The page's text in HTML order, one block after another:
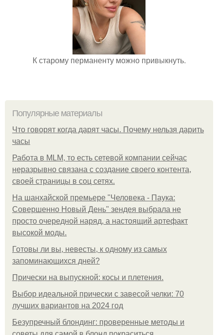
К старому перманенту можно привыкнуть.
Популярные материалы
Что говорят когда дарят часы. Почему нельзя дарить
часы
Работа в MLM, то есть сетевой компании сейчас
неразрывно связана с создание своего контента,
своей страницы в соц сетях.
На шанхайской премьере "Человека - Паука:
Совершенно Новый День" зендея выбрала не
просто очередной наряд, а настоящий артефакт
высокой моды.
Готовы ли вы, невесты, к одному из самых
запоминающихся дней?
Прически на выпускной: косы и плетения.
Выбор идеальной прически с завесой челки: 70
лучших вариантов на 2024 год
Безупречный блондинг: проверенные методы и